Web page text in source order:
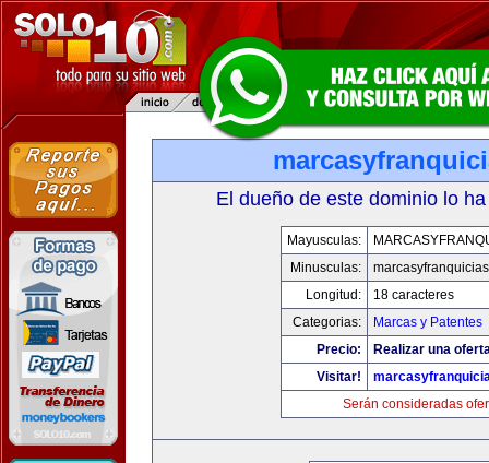
El dueño de este dominio lo
Mayusculas:
Minusculas:
Longitud:
18 caracteres
Categorias:
Marcas y Patentes
Precio:
Realizar una
Visitar!
Serán consideradas